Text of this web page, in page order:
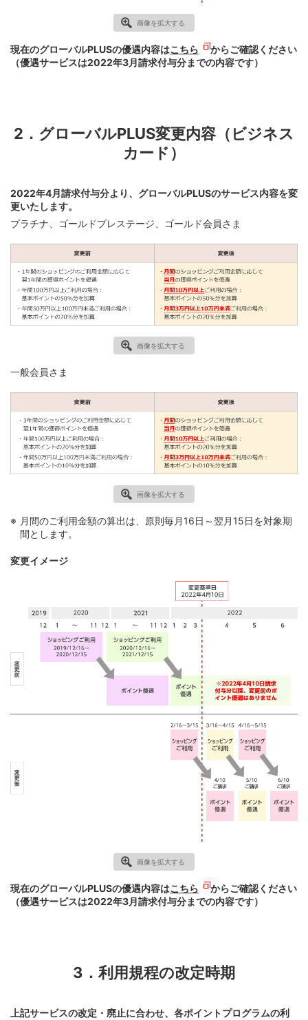
画像を拡大する
現在のグローバルPLUSの優遇内容はこちら
からご確認ください
（優遇サービスは2022年3月請求付与分までの内容です）
2．グローバルPLUS変更内容（ビジネス
カード）
2022年4月請求付与分より、グローバルPLUSのサービス内容を変
更いたします。
プラチナ、ゴールドプレステージ、ゴールド会員さま
画像を拡大する
一般会員さま
画像を拡大する
月間のご利用金額の算出は、原則毎月16日～翌月15日を対象期
間とします。
変更イメージ
画像を拡大する
現在のグローバルPLUSの優遇内容はこちら
からご確認ください
（優遇サービスは2022年3月請求付与分までの内容です）
3．利用規程の改定時期
上記サービスの改定・廃止に合わせ、各ポイントプログラムの利